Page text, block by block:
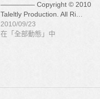
————— Copyright © 2010
Taleltly Production. All Ri…
2010/09/23
在「全部動態」中